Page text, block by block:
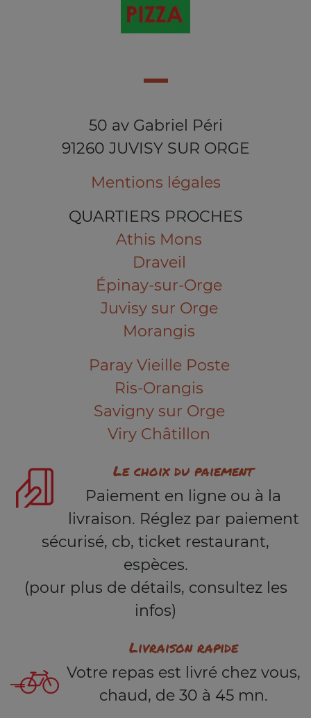
50 av Gabriel Péri
91260 JUVISY SUR ORGE
Mentions légales
QUARTIERS PROCHES
Athis Mons
Draveil
Épinay-sur-Orge
Juvisy sur Orge
Morangis
Paray Vieille Poste
Ris-Orangis
Savigny sur Orge
Viry Châtillon
Le choix du paiement
Paiement en ligne ou à la
livraison. Réglez par paiement
sécurisé, cb, ticket restaurant,
espèces.
(pour plus de détails, consultez les
infos)
Livraison rapide
Votre repas est livré chez vous,
chaud, de 30 à 45 mn.